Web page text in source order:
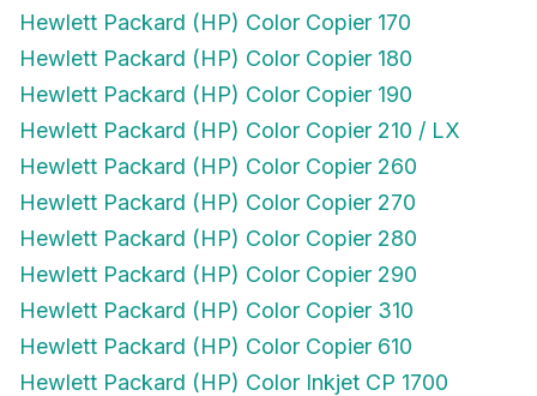
Hewlett Packard (HP) Color Copier 170
Hewlett Packard (HP) Color Copier 180
Hewlett Packard (HP) Color Copier 190
Hewlett Packard (HP) Color Copier 210 / LX
Hewlett Packard (HP) Color Copier 260
Hewlett Packard (HP) Color Copier 270
Hewlett Packard (HP) Color Copier 280
Hewlett Packard (HP) Color Copier 290
Hewlett Packard (HP) Color Copier 310
Hewlett Packard (HP) Color Copier 610
Hewlett Packard (HP) Color Inkjet CP 1700